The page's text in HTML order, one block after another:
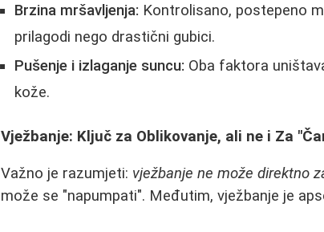
Brzina mršavljenja: Kontrolisano, postepeno
prilagodi nego drastični gubici.
Pušenje i izlaganje suncu: Oba faktora
kože.
Vježbanje: Ključ za Oblikovanje, ali ne i Za
Važno je razumjeti: vježbanje ne može direktno
može se "napumpati". Međutim, vježbanje je